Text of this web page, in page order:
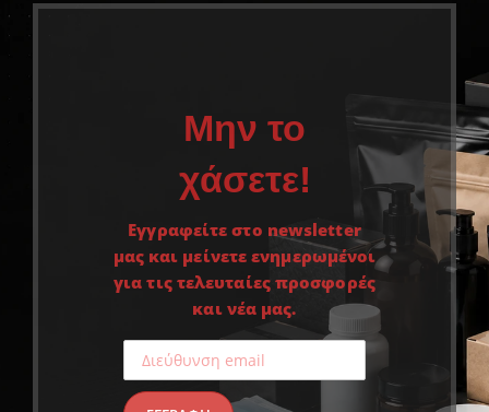
Μην το
χάσετε!
Εγγραφείτε στο newsletter
μας και μείνετε ενημερωμένοι
για τις τελευταίες προσφορές
και νέα μας.